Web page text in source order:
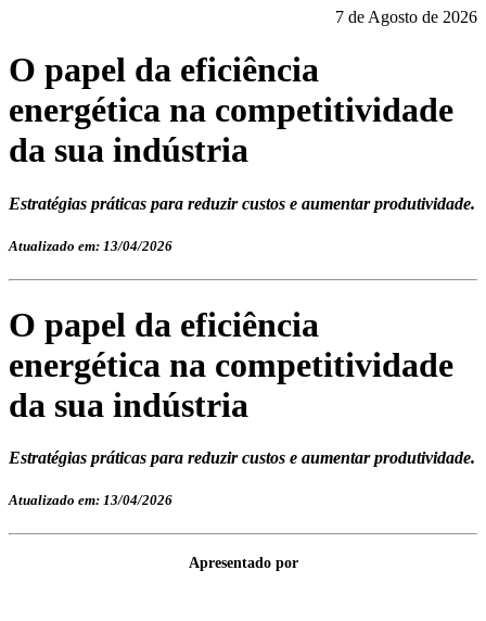
7 de Agosto de 2026
O papel da eficiência
energética na competitividade
da sua indústria
Estratégias práticas para reduzir custos e aumentar produtividade.
Atualizado em: 13/04/2026
O papel da eficiência
energética na competitividade
da sua indústria
Estratégias práticas para reduzir custos e aumentar produtividade.
Atualizado em: 13/04/2026
Apresentado por